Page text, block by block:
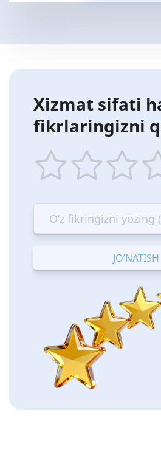
Xizmat sifati
fikrlaringizni
star
Terrible
stars
—
Bad
stars
—
OK
—